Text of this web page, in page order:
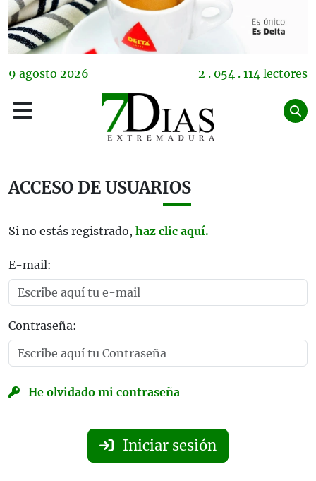
9 agosto 2026 2 . 054 . 114 lectores
ACCESO DE USUARIOS
Si no estás registrado, haz clic aquí.
E-mail:
Contraseña:
He olvidado mi contraseña
Iniciar sesión